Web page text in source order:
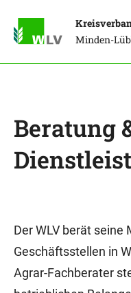
Minden-
Beratung
Der WLV berät seine
Geschäftsstellen in
Agrar-Fachberater